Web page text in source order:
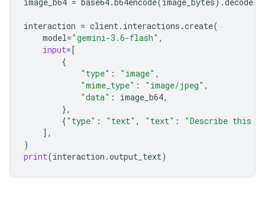
interaction = client. interactions .create(
model="gemini-3.6-flash" ,
input=[
{
"type" : "image" ,
"mime_type" : "image/jpeg" ,
"data" : image_b64,
},
{"type" : "text" , "text" :
"Describe this
],
)
print(interaction .output_text)